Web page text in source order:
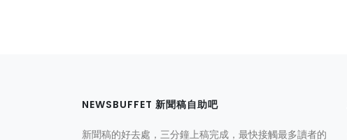
NEWSBUFFET 新聞稿自助吧
新聞稿的好去處，三分鐘上稿完成，最快接觸最多讀者的